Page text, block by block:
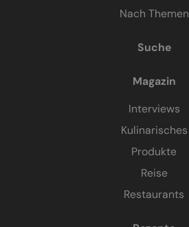
Nach Themen
Suche
Magazin
Interviews
Kulinarisches
Produkte
Reise
Restaurants